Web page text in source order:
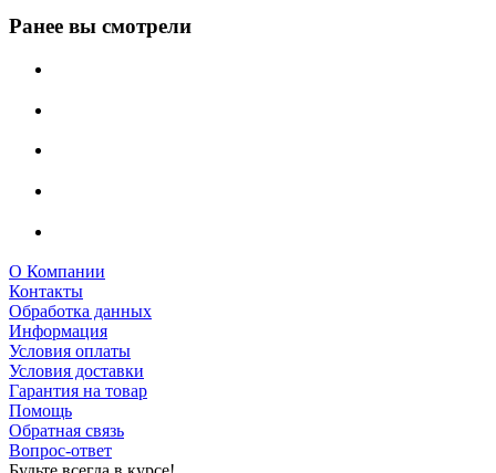
Ранее вы смотрели
О Компании
Контакты
Обработка данных
Информация
Условия оплаты
Условия доставки
Гарантия на товар
Помощь
Обратная связь
Вопрос-ответ